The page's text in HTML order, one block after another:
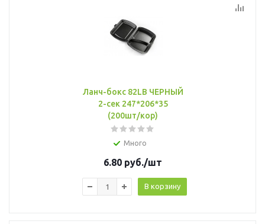
Ланч-бокс 82LB ЧЕРНЫЙ
2-сек 247*206*35
(200шт/кор)
Много
6.80 руб./шт
В корзину